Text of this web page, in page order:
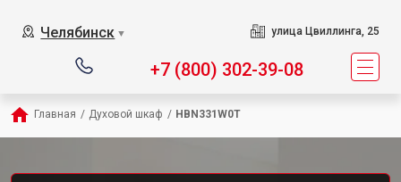
Челябинск ▼ улица Цвиллинга, 25
+7 (800) 302-39-08
Главная / Духовой шкаф / HBN331W0T